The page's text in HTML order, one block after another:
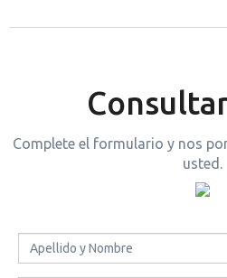
Complete el formulario y nos
usted.